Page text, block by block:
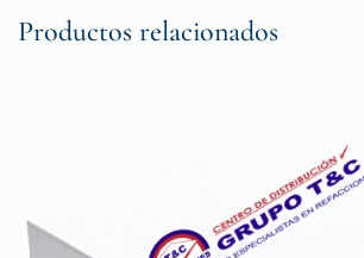
Productos relacionados